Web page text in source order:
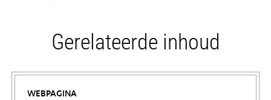
Gerelateerde inhoud
WEBPAGINA